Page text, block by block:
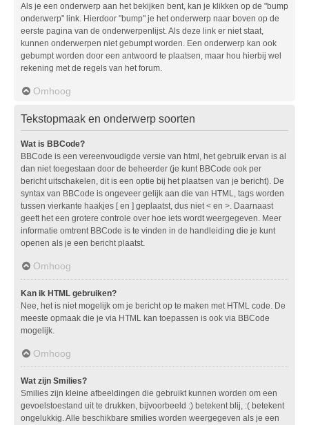
Als je een onderwerp aan het bekijken bent, kan je klikken op de "bump
onderwerp" link. Hierdoor "bump" je het onderwerp naar boven op de
eerste pagina van de onderwerpenlijst. Als deze link er niet staat,
kunnen onderwerpen niet gebumpt worden. Een onderwerp kan ook
gebumpt worden door een antwoord te plaatsen, maar hou hierbij wel
rekening met de regels van het forum.
Omhoog
Tekstopmaak en onderwerp soorten
Wat is BBCode?
BBCode is een vereenvoudigde versie van html, het gebruik ervan is al
dan niet toegestaan door de beheerder (je kunt BBCode ook per
bericht uitschakelen, dit is een optie bij het plaatsen van je bericht). De
syntax van BBCode is ongeveer gelijk aan die van HTML, tags worden
tussen vierkante haakjes [ en ] geplaatst, dus niet < en >. Daarnaast
geeft het een grotere controle over hoe iets wordt weergegeven. Meer
informatie omtrent BBCode is te vinden in de handleiding die je kunt
openen als je een bericht plaatst.
Omhoog
Kan ik HTML gebruiken?
Nee, het is niet mogelijk om je bericht op te maken met HTML code. De
meeste opmaak die je via HTML kan toepassen is ook via BBCode
mogelijk.
Omhoog
Wat zijn Smilies?
Smilies zijn kleine afbeeldingen die gebruikt kunnen worden om een
gevoelstoestand uit te drukken, bijvoorbeeld :) betekent blij, :( betekent
ongelukkig. Alle beschikbare smilies worden weergegeven als je een